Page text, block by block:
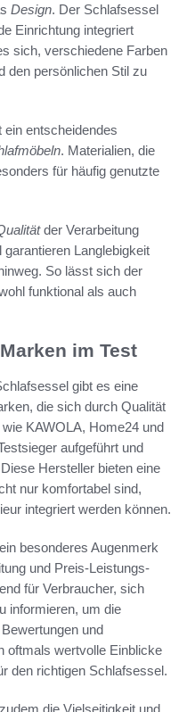
Design. Der Schlafsessel
Einrichtung integriert
sich, verschiedene Farben
den persönlichen Stil zu
entscheidendes
. Materialien, die
für häufig genutzte
der Verarbeitung
Langlebigkeit
So lässt sich der
funktional als auch
im Test
gibt es eine
die sich durch Qualität
KAWOLA, Home24 und
aufgeführt und
Hersteller bieten eine
nur komfortabel sind,
integriert werden können.
besonderes Augenmerk
und Preis-Leistungs-
für Verbraucher, sich
informieren, um die
und
oftmals wertvolle Einblicke
den richtigen Schlafsessel.